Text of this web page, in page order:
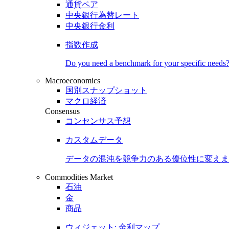
通貨ペア
中央銀行為替レート
中央銀行金利
指数作成
Do you need a benchmark for your specific needs?
Macroeconomics
国別スナップショット
マクロ経済
Consensus
コンセンサス予想
カスタムデータ
データの混沌を競争力のある優位性に変え
Commodities Market
石油
金
商品
ウィジェット: 金利マップ